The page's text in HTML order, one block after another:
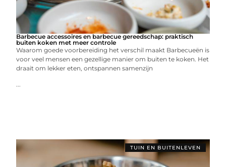
Barbecue accessoires en barbecue gereedschap: praktisch
buiten koken met meer controle
Waarom goede voorbereiding het verschil maakt Barbecueën is
voor veel mensen een gezellige manier om buiten te koken. Het
draait om lekker eten, ontspannen samenzijn
...
TUIN EN BUITENLEVEN